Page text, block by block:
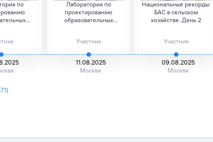
по
Лаборатория по
проектированию
образовательных
Участник
11.08.2025
Москва
Национальные рекорды:
БАС в сельском
хозяйстве. День 2
Участник
09.08.2025
Москва